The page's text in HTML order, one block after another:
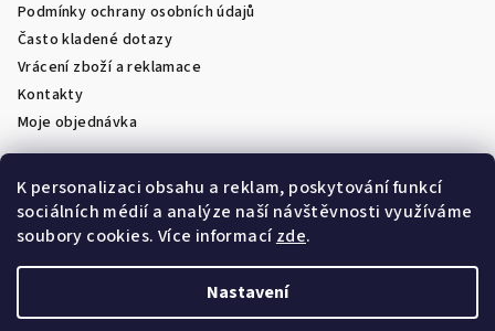
K personalizaci obsahu a reklam, poskytování funkcí
sociálních médií a analýze naší návštěvnosti využíváme
soubory cookies. Více informacízde.
Nastavení
Podmínky ochrany osobních údajů
Často kladené dotazy
Vrácení zboží a reklamace
Kontakty
Moje objednávka
Facebook